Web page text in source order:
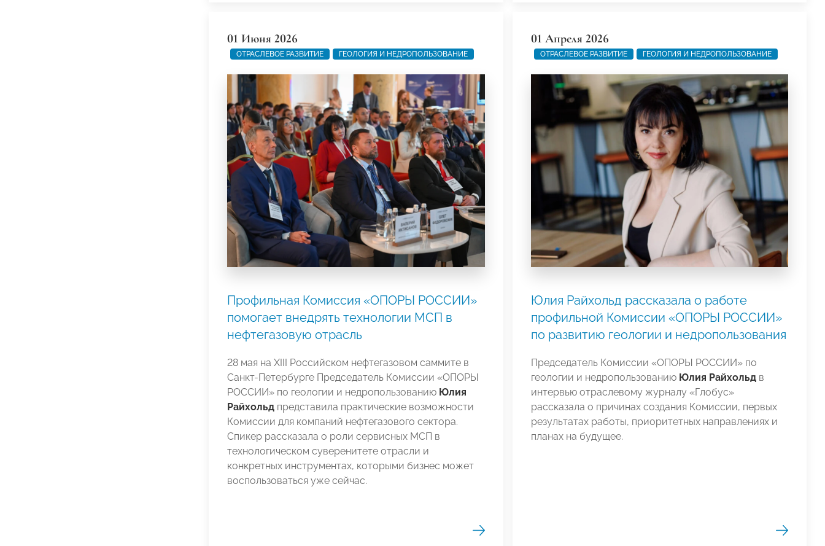
01 Июня 2026
ОТРАСЛЕВОЕ РАЗВИТИЕ ГЕОЛОГИЯ И НЕДРОПОЛЬЗОВАНИЕ
Профильная Комиссия «ОПОРЫ РОССИИ»
помогает внедрять технологии МСП в
нефтегазовую отрасль
28 мая на XIII Российском нефтегазовом саммите в
Санкт-Петербурге Председатель Комиссии «ОПОРЫ
РОССИИ» по геологии и недропользованию Юлия
Райхольд представила практические возможности
Комиссии для компаний нефтегазового сектора.
Спикер рассказала о роли сервисных МСП в
технологическом суверенитете отрасли и
конкретных инструментах, которыми бизнес может
воспользоваться уже сейчас.
01 Апреля 2026
ОТРАСЛЕВОЕ РАЗВИТИЕ ГЕОЛОГИЯ И НЕДРОПОЛЬЗОВАНИЕ
Юлия Райхольд рассказала о работе
профильной Комиссии «ОПОРЫ РОССИИ»
по развитию геологии и недропользования
Председатель Комиссии «ОПОРЫ РОССИИ» по
геологии и недропользованию Юлия Райхольдв
интервью отраслевому журналу «Глобус»
рассказала о причинах создания Комиссии, первых
результатах работы, приоритетных направлениях и
планах на будущее.